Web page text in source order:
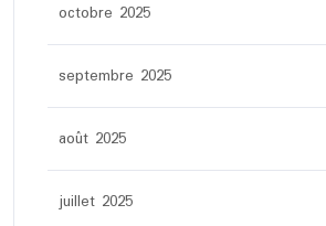
octobre 2025
septembre 2025
août 2025
juillet 2025